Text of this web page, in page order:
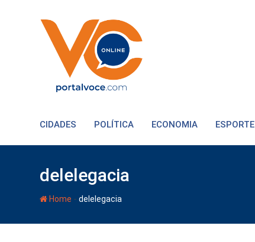
CIDADES POLÍTICA ECONOMIA ESPORTE
delelegacia
Home - delelegacia